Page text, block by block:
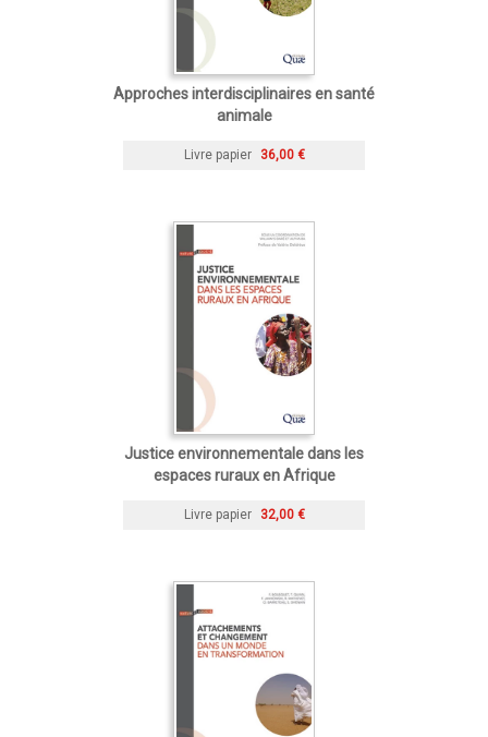
Approches interdisciplinaires en santé
animale
Livre papier 36,00 €
Justice environnementale dans les
espaces ruraux en Afrique
Livre papier 32,00 €